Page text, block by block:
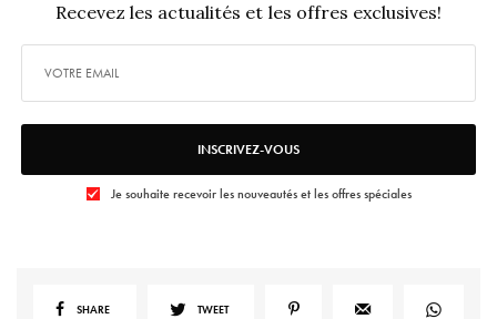
Recevez les actualités et les offres exclusives!
INSCRIVEZ-VOUS
Je souhaite recevoir les nouveautés et les offres spéciales
SHARE TWEET